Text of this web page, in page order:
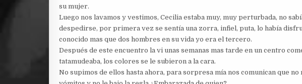
su mujer.
Luego nos lavamos y vestimos, Cecilia estaba muy, muy perturbada, no
despedirse, por primera vez se sentía una zorra, infiel, puta, lo había
conocido mas que dos hombres en su vida yo era el tercero.
Después de este encuentro la vi unas semanas mas tarde en un centro
tatamudeaba, los colores se le subieron a la cara.
No supimos de ellos hasta ahora, para sorpresa mía nos comunican que